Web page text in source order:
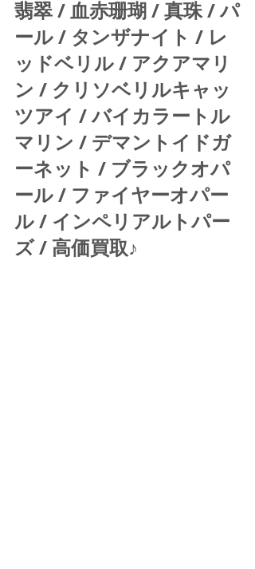
翡翠 / 血赤珊瑚 / 真珠 / パ
ール / タンザナイト / レ
ッドベリル / アクアマリ
ン / クリソベリルキャッ
ツアイ / バイカラートル
マリン / デマントイドガ
ーネット / ブラックオパ
ール / ファイヤーオパー
ル / インペリアルトパー
ズ / 高価買取♪